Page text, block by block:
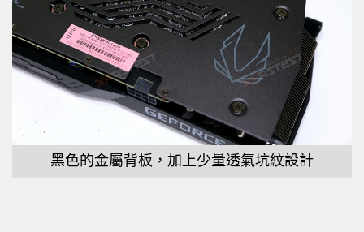
黑色的金屬背板，加上少量透氣坑紋設計